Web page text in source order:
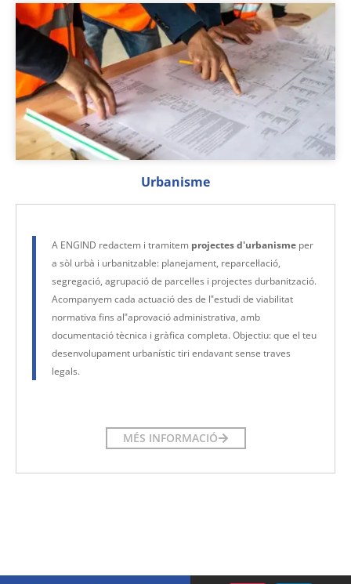
Urbanisme
A ENGIND redactem i tramitem projectes d'urbanisme per
a sòl urbà i urbanitzable: planejament, reparcel·lació,
segregació, agrupació de parcel·les i projectes durbanització.
Acompanyem cada actuació des de l‟estudi de viabilitat
normativa fins al‟aprovació administrativa, amb
documentació tècnica i gràfica completa. Objectiu: que el teu
desenvolupament urbanístic tiri endavant sense traves
legals.
MÉS INFORMACIÓ